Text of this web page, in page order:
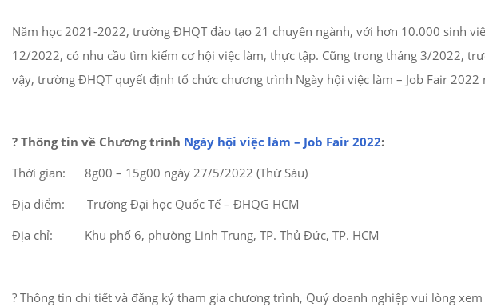
Năm học 2021-2022, trường ĐHQT đào tạo 21 chuyên ngành, với hơn 10.000 sinh
12/2022, có nhu cầu tìm kiếm cơ hội việc làm, thực tập. Cũng trong tháng 3/2022,
vậy, trường ĐHQT quyết định tổ chức chương trình Ngày hội việc làm – Job Fair
? Thông tin về Chương trình Ngày hội việc làm – Job Fair 2022:
Thời gian: 8g00 – 15g00 ngày 27/5/2022 (Thứ Sáu)
Địa điểm: Trường Đại học Quốc Tế – ĐHQG HCM
Địa chỉ: Khu phố 6, phường Linh Trung, TP. Thủ Đức, TP. HCM
? Thông tin chi tiết và đăng ký tham gia chương trình, Quý doanh nghiệp vui lòng xem